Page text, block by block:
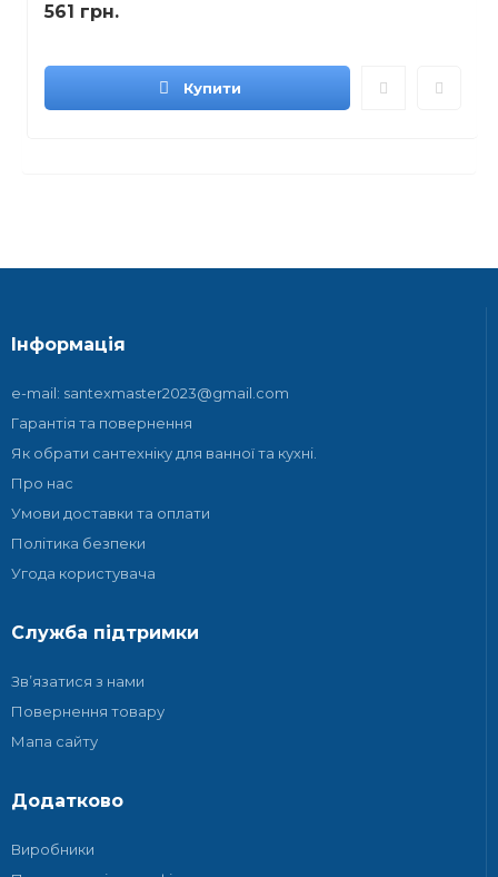
561 грн.
Купити
Інформація
e-mail: santexmaster2023@gmail.com
Гарантія та повернення
Як обрати сантехніку для ванної та кухні.
Про нас
Умови доставки та оплати
Політика безпеки
Угода користувача
Служба підтримки
Зв’язатися з нами
Повернення товару
Мапа сайту
Додатково
Виробники